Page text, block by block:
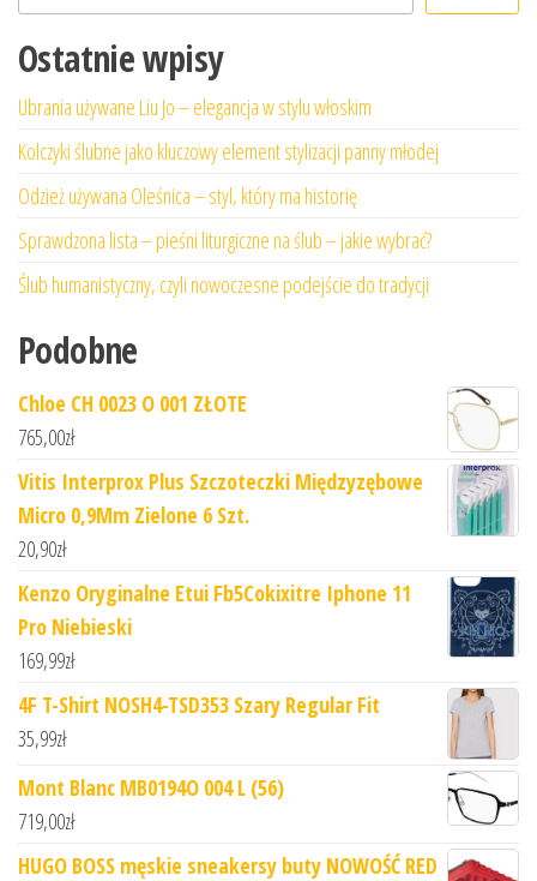
Ostatnie wpisy
Ubrania używane Liu Jo – elegancja w stylu włoskim
Kolczyki ślubne jako kluczowy element stylizacji panny młodej
Odzież używana Oleśnica – styl, który ma historię
Sprawdzona lista – pieśni liturgiczne na ślub – jakie wybrać?
Ślub humanistyczny, czyli nowoczesne podejście do tradycji
Podobne
Chloe CH 0023 O 001 ZŁOTE
765,00zł
Vitis Interprox Plus Szczoteczki Międzyzębowe
Micro 0,9Mm Zielone 6 Szt.
20,90zł
Kenzo Oryginalne Etui Fb5Cokixitre Iphone 11
Pro Niebieski
169,99zł
4F T-Shirt NOSH4-TSD353 Szary Regular Fit
35,99zł
Mont Blanc MB0194O 004 L (56)
719,00zł
HUGO BOSS męskie sneakersy buty NOWOŚĆ RED